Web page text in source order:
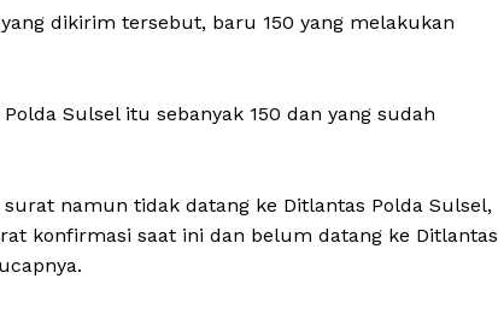
dikirim tersebut, baru 150 yang melakukan
Sulsel itu sebanyak 150 dan yang sudah
namun tidak datang ke Ditlantas Polda Sulsel,
konfirmasi saat ini dan belum datang ke Ditlantas